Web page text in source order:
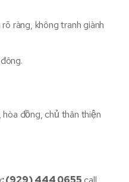
ràng, không tranh giành
đồng, chủ thân thiện